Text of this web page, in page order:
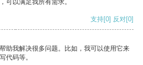
可以满足我所有需求。
支持[0] 反对[0]
助我解决很多问题。比如，我可以使用它来
代码等。